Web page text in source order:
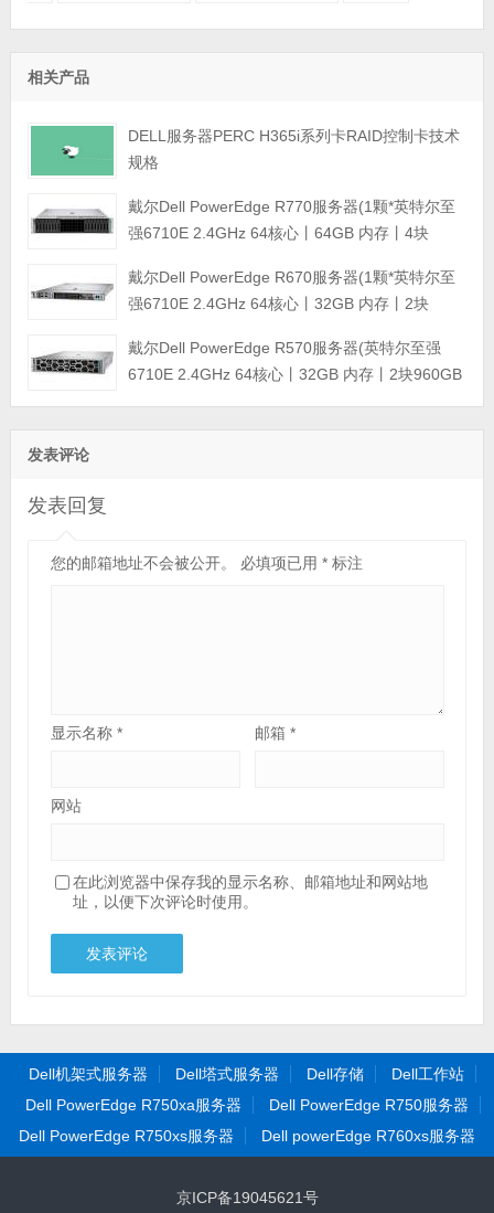
相关产品
DELL服务器PERC H365i系列卡RAID控制卡技术
规格
戴尔Dell PowerEdge R770服务器(1颗*英特尔至
强6710E 2.4GHz 64核心丨64GB 内存丨4块
800W双电源丨三年保修)戴尔Dell PowerEdge R670服务器(1颗*英特尔至
强6710E 2.4GHz 64核心丨32GB 内存丨2块
800W双电源丨三年保修)戴尔Dell PowerEdge R570服务器(英特尔至强
6710E 2.4GHz 64核心丨32GB 内存丨2块960GB
发表评论
发表回复
您的邮箱地址不会被公开。 必填项已用 *标注
显示名称 * 邮箱*
网站
在此浏览器中保存我的显示名称、邮箱地址和网站地
址，以便下次评论时使用。
Dell机架式服务器 Dell塔式服务器 Dell存储
Dell工作站
Dell PowerEdge R750xa服务器
Dell PowerEdge R750服务器
Dell PowerEdge R750xs服务器
Dell powerEdge R760xs服务器
京ICP备19045621号